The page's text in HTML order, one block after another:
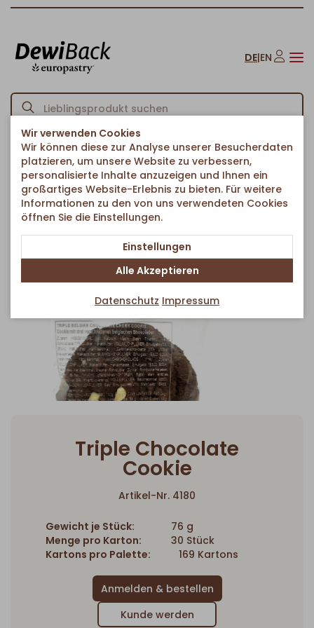
DE|EN
Startseite American Bakery Cookies Triple Chocolate Cookie
Zurück zur Artikelübersicht
Triple Chocolate
Cookie
Artikel-Nr. 4180
Gewicht je Stück:
76 g
Menge pro Karton:
30 Stück
Kartons pro Palette:
169 Kartons
Kunde werden
Wir verwenden Cookies
Wir können diese zur Analyse unserer Besucherdaten
platzieren, um unsere Website zu verbessern,
personalisierte Inhalte anzuzeigen und Ihnen ein
großartiges Website-Erlebnis zu bieten. Für weitere
Informationen zu den von uns verwendeten Cookies
öffnen Sie die Einstellungen.
Einstellungen
Alle Akzeptieren
Datenschutz Impressum